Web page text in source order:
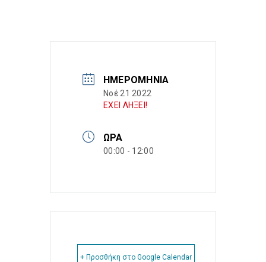
ΗΜΕΡΟΜΗΝΊΑ
Νοέ 21 2022
ΕΧΕΙ ΛΗΞΕΙ!
ΏΡΑ
00:00 - 12:00
+ Προσθήκη στο Google Calendar